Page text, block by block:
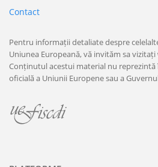
Contact
Pentru informații detaliate despre
Uniunea Europeană, vă invităm sa vizitați
Conținutul acestui material nu
oficială a Uniunii Europene sau a